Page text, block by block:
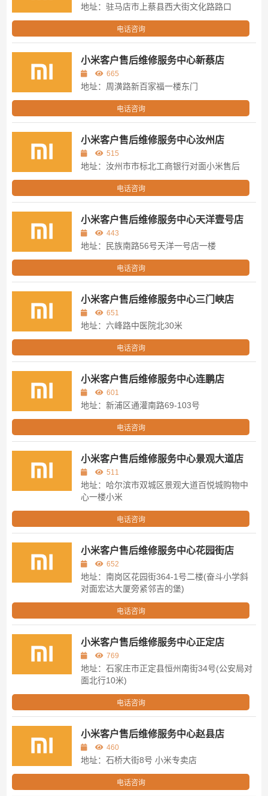
地址：驻马店市上蔡县西大街文化路路口
电话咨询
小米客户售后维修服务中心新蔡店
665
地址：周潢路新百家福一楼东门
电话咨询
小米客户售后维修服务中心汝州店
515
地址：汝州市市标北工商银行对面小米售后
电话咨询
小米客户售后维修服务中心天洋壹号店
443
地址：民族南路56号天洋一号店一楼
电话咨询
小米客户售后维修服务中心三门峡店
651
地址：六峰路中医院北30米
电话咨询
小米客户售后维修服务中心连鹏店
601
地址：新浦区通灌南路69-103号
电话咨询
小米客户售后维修服务中心景观大道店
511
地址：哈尔滨市双城区景观大道百悦城购物中
心一楼小米
电话咨询
小米客户售后维修服务中心花园街店
652
地址：南岗区花园街364-1号二楼(奋斗小学斜
对面宏达大厦旁紧邻吉的堡)
电话咨询
小米客户售后维修服务中心正定店
769
地址：石家庄市正定县恒州南街34号(公安局对
面北行10米)
电话咨询
小米客户售后维修服务中心赵县店
460
地址：石桥大街8号 小米专卖店
电话咨询